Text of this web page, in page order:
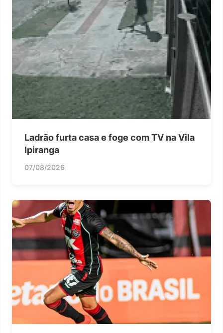
Ladrão furta casa e foge com TV na Vila
Ipiranga
07/08/2026